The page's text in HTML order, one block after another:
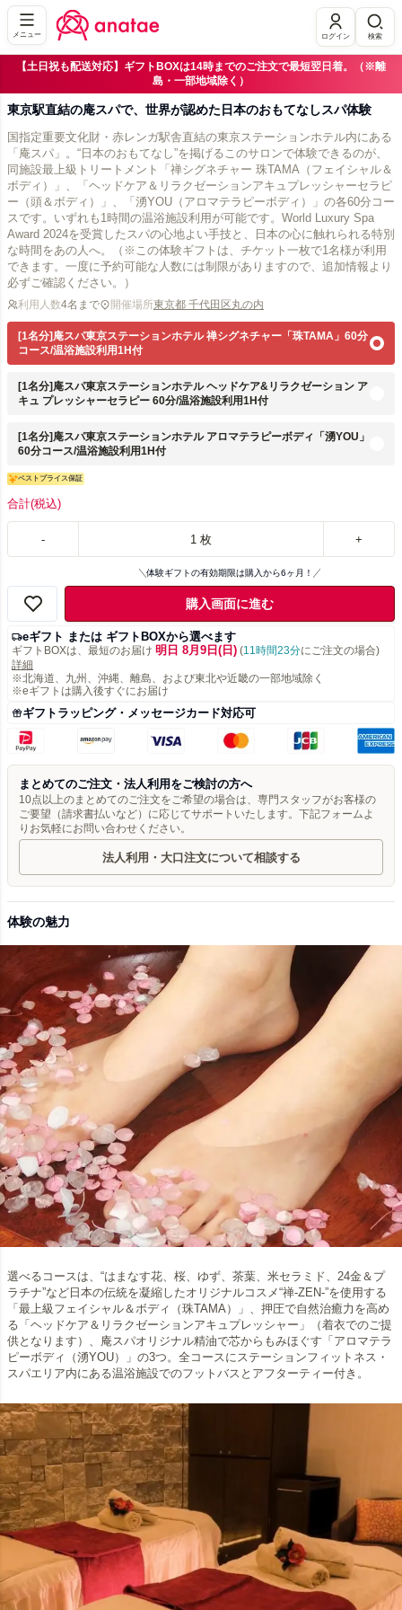
メニュー ログイン 検索
【土日祝も配送対応】ギフトBOXは14時までのご注文で最短翌日着。（※離
島・一部地域除く）
東京駅直結の庵スパで、世界が認めた日本のおもてなしスパ体験
国指定重要文化財・赤レンガ駅舎直結の東京ステーションホテル内にある
「庵スパ」。“日本のおもてなし”を掲げるこのサロンで体験できるのが、
同施設最上級トリートメント「禅シグネチャー 珠TAMA（フェイシャル＆
ボディ）」、「ヘッドケア＆リラクゼーションアキュプレッシャーセラピ
ー（頭＆ボディ）」、「湧YOU（アロマテラピーボディ）」の各60分コー
スです。いずれも1時間の温浴施設利用が可能です。World Luxury Spa
Award 2024を受賞したスパの心地よい手技と、日本の心に触れられる特別
な時間をあの人へ。（※この体験ギフトは、チケット一枚で1名様が利用
できます。一度に予約可能な人数には制限がありますので、追加情報より
必ずご確認ください。）
利用人数4名まで 開催場所東京都 千代田区丸の内
[1名分]庵スパ東京ステーションホテル 禅シグネチャー「珠TAMA」60分
コース/温浴施設利用1H付
[1名分]庵スパ東京ステーションホテル ヘッドケア&リラクゼーション ア
キュ プレッシャーセラピー 60分/温浴施設利用1H付
[1名分]庵スパ東京ステーションホテル アロマテラピーボディ「湧YOU」
60分コース/温浴施設利用1H付
ベストプライス保証
合計(税込)
- 1 枚 +
体験ギフトの有効期限は購入から6ヶ月！
購入画面に進む
eギフト または ギフトBOXから選べます
ギフトBOXは、最短のお届け 明日 8月9日(日) (11時間23分にご注文の場合)
詳細
※北海道、九州、沖縄、離島、および東北や近畿の一部地域除く
※eギフトは購入後すぐにお届け
ギフトラッピング・メッセージカード対応可
まとめてのご注文・法人利用をご検討の方へ
10点以上のまとめてのご注文をご希望の場合は、専門スタッフがお客様の
ご要望（請求書払いなど）に応じてサポートいたします。下記フォームよ
りお気軽にお問い合わせください。
法人利用・大口注文について相談する
体験の魅力
選べるコースは、“はまなす花、桜、ゆず、茶葉、米セラミド、24金＆プ
ラチナ”など日本の伝統を凝縮したオリジナルコスメ“禅-ZEN‐”を使用する
「最上級フェイシャル＆ボディ（珠TAMA）」、押圧で自然治癒力を高め
る「ヘッドケア＆リラクゼーションアキュプレッシャー」（着衣でのご提
供となります）、庵スパオリジナル精油で芯からもみほぐす「アロマテラ
ピーボディ（湧YOU）」の3つ。全コースにステーションフィットネス・
スパエリア内にある温浴施設でのフットバスとアフターティー付き。